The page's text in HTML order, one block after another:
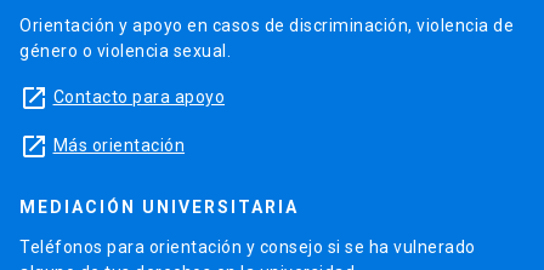
Orientación y apoyo en casos de discriminación, violencia de
género o violencia sexual.
launch Contacto para apoyo
launch Más orientación
MEDIACIÓN UNIVERSITARIA
Teléfonos para orientación y consejo si se ha vulnerado